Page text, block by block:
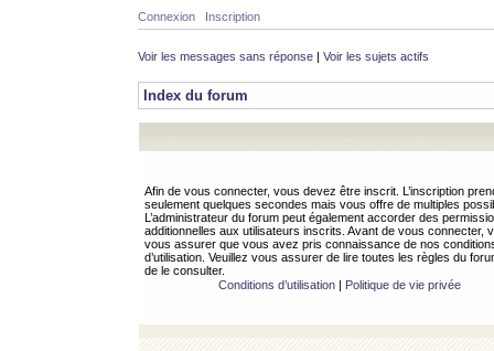
Connexion Inscription
Voir les messages sans réponse | Voir les sujets actifs
Index du forum
Afin de vous connecter, vous devez être inscrit. L’inscription
seulement quelques secondes mais vous offre de multiples
L’administrateur du forum peut également accorder des
additionnelles aux utilisateurs inscrits. Avant de vous connecter,
vous assurer que vous avez pris connaissance de nos
d’utilisation. Veuillez vous assurer de lire toutes les règles du
de le consulter.
Conditions d’utilisation| Politique de vie privée